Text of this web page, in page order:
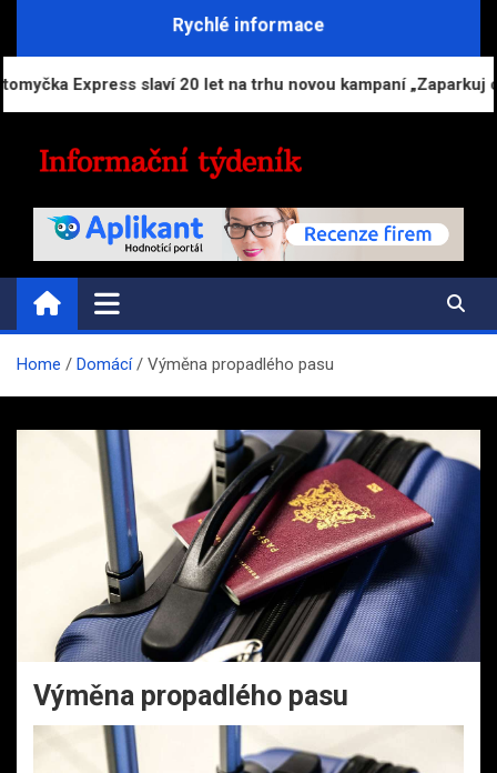
Rychlé informace
Express slaví 20 let na trhu novou kampaní „Zaparkuj chytře“
INFORMAČNÍ-TÝDENÍK.CZ
Přehled zpravodajství a informací
Home Domácí Výměna propadlého pasu
Výměna propadlého pasu